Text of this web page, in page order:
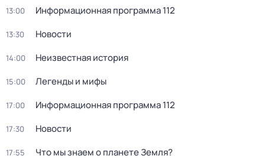
13:00 Информационная программа 112
13:30 Новости
14:00 Неизвестная история
15:00 Легенды и мифы
17:00 Информационная программа 112
17:30 Новости
17:55 Что мы знаем о планете Земля?